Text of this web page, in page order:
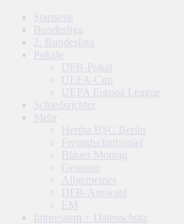
Startseite
Bundesliga
2. Bundesliga
Pokale
DFB-Pokal
UEFA-Cup
UEFA Europa League
Schiedsrichter
Mehr
Hertha BSC Berlin
Freundschaftsspiel
Blauer Montag
Gespann
Allgemeines
DFB-Auswahl
EM
Impressum + Datenschutz